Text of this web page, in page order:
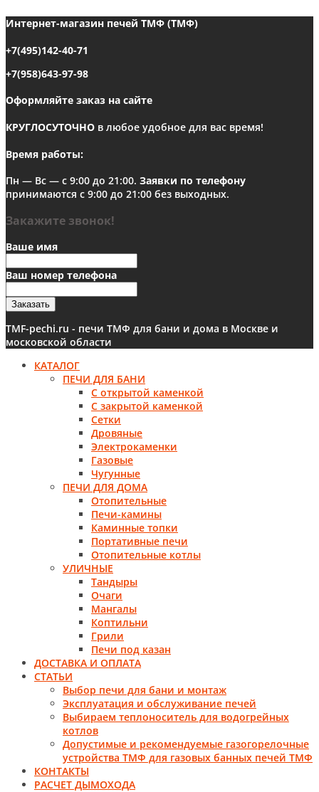
Интернет-магазин печей ТМФ (ТМФ)
+7(495)142-40-71
+7(958)643-97-98
Оформляйте заказ на сайте
КРУГЛОСУТОЧНО в любое удобное для вас время!
Время работы:
Пн — Вс — с 9:00 до 21:00. Заявки по телефону
принимаются с 9:00 до 21:00 без выходных.
Закажите звонок!
Ваше имя
Ваш номер телефона
Заказать
TMF-pechi.ru - печи ТМФ для бани и дома в Москве и
московской области
КАТАЛОГ
ПЕЧИ ДЛЯ БАНИ
С открытой каменкой
С закрытой каменкой
Сетки
Дровяные
Электрокаменки
Газовые
Чугунные
ПЕЧИ ДЛЯ ДОМА
Отопительные
Печи-камины
Каминные топки
Портативные печи
Отопительные котлы
УЛИЧНЫЕ
Тандыры
Очаги
Мангалы
Коптильни
Грили
Печи под казан
ДОСТАВКА И ОПЛАТА
СТАТЬИ
Выбор печи для бани и монтаж
Эксплуатация и обслуживание печей
Выбираем теплоноситель для водогрейных
котлов
Допустимые и рекомендуемые газогорелочные
устройства ТМФ для газовых банных печей ТМФ
КОНТАКТЫ
РАСЧЕТ ДЫМОХОДА